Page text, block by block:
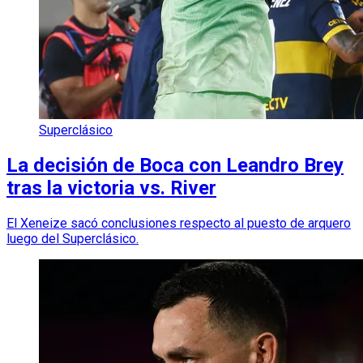
Superclásico
La decisión de Boca con Leandro Brey
tras la victoria vs. River
El Xeneize sacó conclusiones respecto al puesto de arquero
luego del Superclásico.